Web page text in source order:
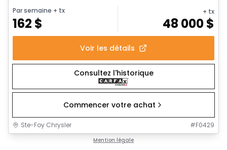
Par semaine + tx
162 $
+ tx
48 000$
Voir les détails
Consultez l'historique
Commencer votre achat
Ste-Foy Chrysler #F0429
Mention légale